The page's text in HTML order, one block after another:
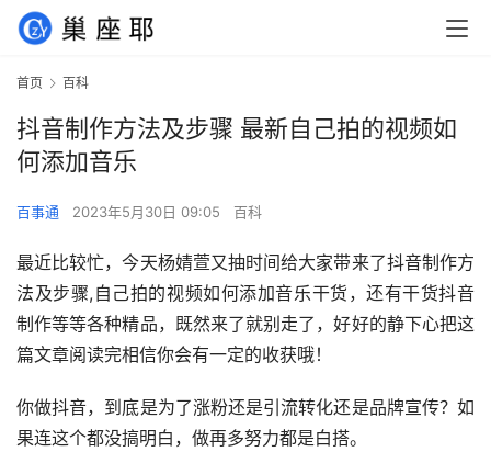
首页 百科
抖音制作方法及步骤 最新自己拍的视频如
何添加音乐
百事通 2023年5月30日 09:05 百科
最近比较忙，今天杨婧萱又抽时间给大家带来了抖音制作方
法及步骤,自己拍的视频如何添加音乐干货，还有干货抖音
制作等等各种精品，既然来了就别走了，好好的静下心把这
篇文章阅读完相信你会有一定的收获哦！
你做抖音，到底是为了涨粉还是引流转化还是品牌宣传？如
果连这个都没搞明白，做再多努力都是白搭。